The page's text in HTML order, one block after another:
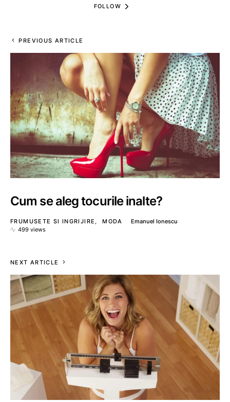
FOLLOW
PREVIOUS ARTICLE
Cum se aleg tocurile inalte?
FRUMUSETE SI INGRIJIRE MODA
Emanuel Ionescu
499 views
NEXT ARTICLE